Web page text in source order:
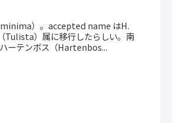
）。accepted name はH.
Tulista）属に移行したらしい。南
ーテンボス（Hartenbos...